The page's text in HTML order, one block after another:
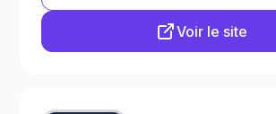
Voir le site